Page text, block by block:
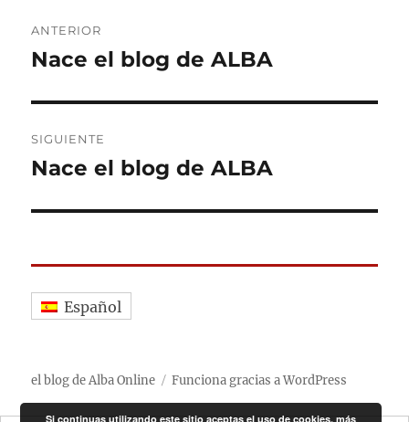
de
ANTERIOR
Entrada
Nace el blog de ALBA
SIGUIENTE
Entrada
Nace el blog de ALBA
Español
el blog de Alba Online Funciona gracias a WordPress
Si continuas utilizando este sitio aceptas el uso de cookies.más